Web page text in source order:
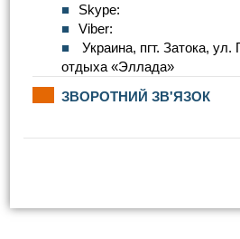
Skype:
Viber:
Украина, пгт. Затока,
отдыха «Эллада»
ЗВОРОТНИЙ ЗВ'ЯЗОК